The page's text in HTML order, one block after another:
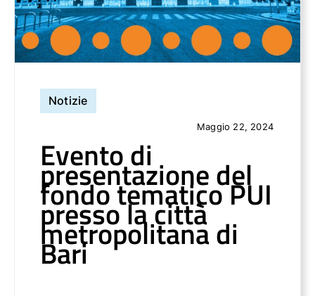
Atti e Docunenti
Notizie
Maggio 22, 2024
Evento di
presentazione del
fondo tematico PUI
presso la città
metropolitana di
Bari